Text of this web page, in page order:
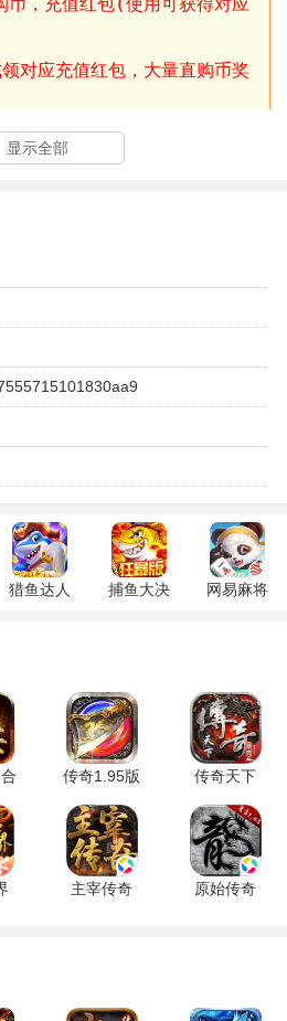
对应充值红包，大量直购币奖
均有几率获得充值红包，直购
停；
“直购币”购买。
法
放战斗激情。千人同屏的沙巴克
与权谋。还有野外PK、团队PVP
斗的需求。
到多余装备可回收换元宝。还有
地图。还有结婚系统、公会系统
好友结为夫妻，加入公会与其他
会活动。
色
增的魔神职业，以及新装备、新
自由交换装备，玩家可通过交易
竞技模式，让玩家找回曾经的传
显示全部
猎鱼达人
捕鱼大决
网易麻将
传奇1.95版
本合击
1.95 安卓
版
传奇天下
1.0.20 手机
版
主宰传奇
原始传奇